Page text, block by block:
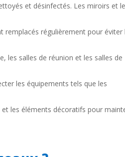
et désinfectés. Les miroirs et
remplacés régulièrement pour éviter
les salles de réunion et les salles de
les équipements tels que les
les éléments décoratifs pour